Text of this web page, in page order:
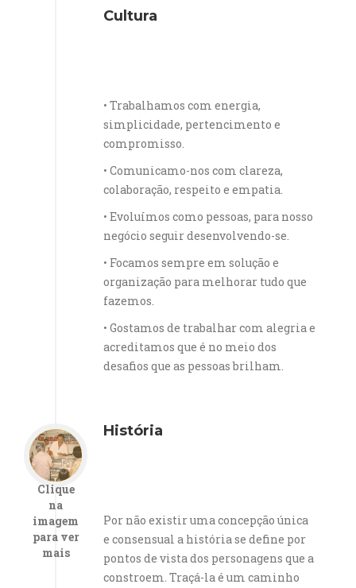
Cultura
• Trabalhamos com energia,
simplicidade, pertencimento e
compromisso.
• Comunicamo-nos com clareza,
colaboração, respeito e empatia.
• Evoluímos como pessoas, para nosso
negócio seguir desenvolvendo-se.
• Focamos sempre em solução e
organização para melhorar tudo que
fazemos.
• Gostamos de trabalhar com alegria e
acreditamos que é no meio dos
desafios que as pessoas brilham.
Clique
na
imagem
para ver
mais
História
Por não existir uma concepção única
e consensual a história se define por
pontos de vista dos personagens que a
constroem. Traçá-la é um caminho